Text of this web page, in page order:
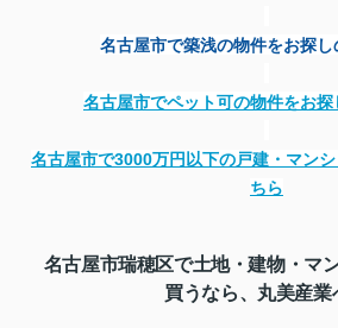
名古屋市で築浅の物件をお探し
名古屋市でペット可の物件をお探
名古屋市で3000万円以下の戸建・マン
ちら
名古屋市瑞穂区で土地・建物・マ
買うなら、丸美産業